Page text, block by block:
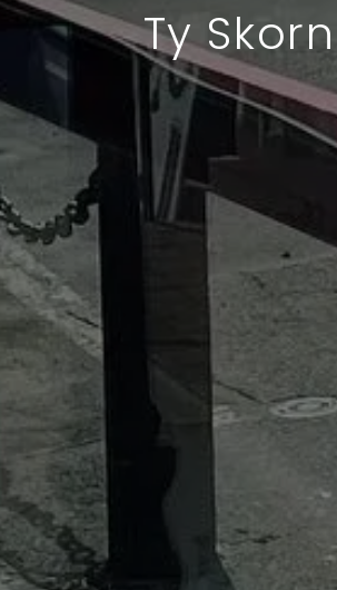
Ty Skorn